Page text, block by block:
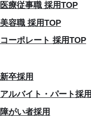
医療従事職 採用TOP
美容職 採用TOP
コーポレート 採用TOP
新卒採用
アルバイト・パート採用
障がい者採用